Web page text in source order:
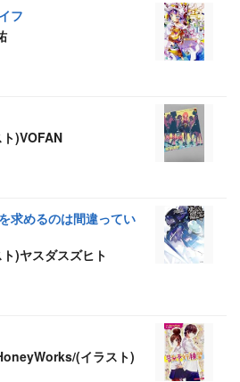
フ
)VOFAN
求めるのは間違ってい
)ヤスダスズヒト
(イラスト)